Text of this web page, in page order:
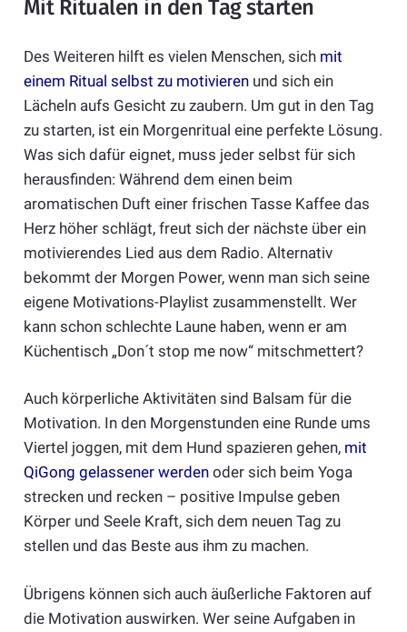
Mit Ritualen in den Tag starten
Des Weiteren hilft es vielen Menschen, sich mit
einem Ritual selbst zu motivierenund sich ein
Lächeln aufs Gesicht zu zaubern. Um gut in den Tag
zu starten, ist ein Morgenritual eine perfekte Lösung.
Was sich dafür eignet, muss jeder selbst für sich
herausfinden: Während dem einen beim
aromatischen Duft einer frischen Tasse Kaffee das
Herz höher schlägt, freut sich der nächste über ein
motivierendes Lied aus dem Radio. Alternativ
bekommt der Morgen Power, wenn man sich seine
eigene Motivations-Playlist zusammenstellt. Wer
kann schon schlechte Laune haben, wenn er am
Küchentisch „Don´t stop me now“ mitschmettert?
Auch körperliche Aktivitäten sind Balsam für die
Motivation. In den Morgenstunden eine Runde ums
Viertel joggen, mit dem Hund spazieren gehen, mit
QiGong gelassener werdenoder sich beim Yoga
strecken und recken – positive Impulse geben
Körper und Seele Kraft, sich dem neuen Tag zu
stellen und das Beste aus ihm zu machen.
Übrigens können sich auch äußerliche Faktoren auf
die Motivation auswirken. Wer seine Aufgaben in